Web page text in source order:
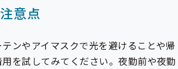
意点
ンやアイマスクで光を避けることや帰
を試してみてください。夜勤前や夜勤